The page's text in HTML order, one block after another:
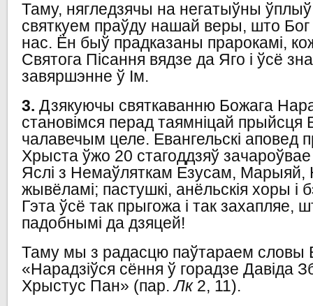
Таму, нягледзячы на негатыўны
святкуем праўду нашай веры, што
нас. Ён быў прадказаны прарокамі,
Святога Пісання вядзе да Яго і ўсё
завяршэнне ў Ім.
3. Дзякуючы святкаванню Божага
становімся перад таямніцай прыйсця
чалавечым целе. Евангельскі аповед
Хрыста ўжо 20 стагоддзяў
Яслі з Немаўляткам Езусам, Марыяй,
жывёламі; пастушкі, анёльскія хоры і
Гэта ўсё так прыгожа і так захапляе,
падобнымі да дзяцей!
Таму мы з радасцю паўтараем словы
«Нарадзіўся сёння ў горадзе Давіда
Хрыстус Пан» (пар.Лк2, 11).